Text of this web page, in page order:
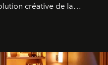
créative de la